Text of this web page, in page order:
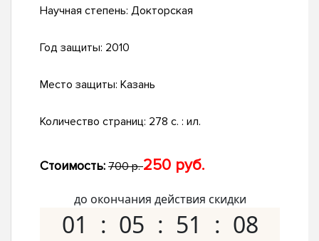
Научная степень: Докторская
Год защиты: 2010
Место защиты: Казань
Количество страниц: 278 с. : ил.
Стоимость: 700 р.250 руб.
до окончания действия скидки
01 05 51 07